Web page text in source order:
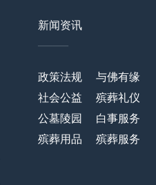
新闻资讯
——
政策法规
与佛有缘
社会公益
殡葬礼仪
公墓陵园
白事服务
殡葬用品
殡葬服务